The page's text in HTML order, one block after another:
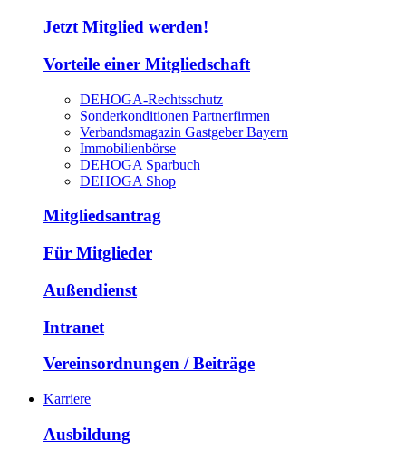
Jetzt Mitglied werden!
Vorteile einer Mitgliedschaft
DEHOGA-Rechtsschutz
Sonderkonditionen Partnerfirmen
Verbandsmagazin Gastgeber Bayern
Immobilienbörse
DEHOGA Sparbuch
DEHOGA Shop
Mitgliedsantrag
Für Mitglieder
Außendienst
Intranet
Vereinsordnungen / Beiträge
Karriere
Ausbildung